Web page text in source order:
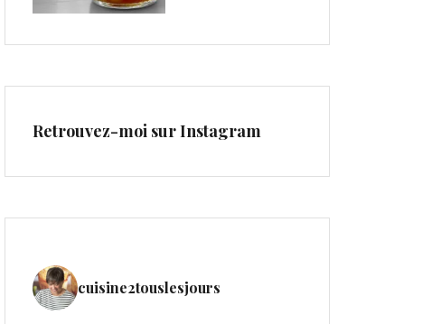
Retrouvez-moi sur Instagram
cuisine2touslesjours